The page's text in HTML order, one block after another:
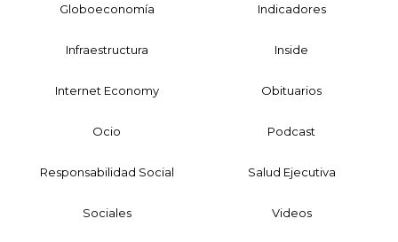
Globoeconomía Indicadores
Infraestructura Inside
Internet Economy Obituarios
Ocio Podcast
Responsabilidad Social Salud Ejecutiva
Sociales Videos